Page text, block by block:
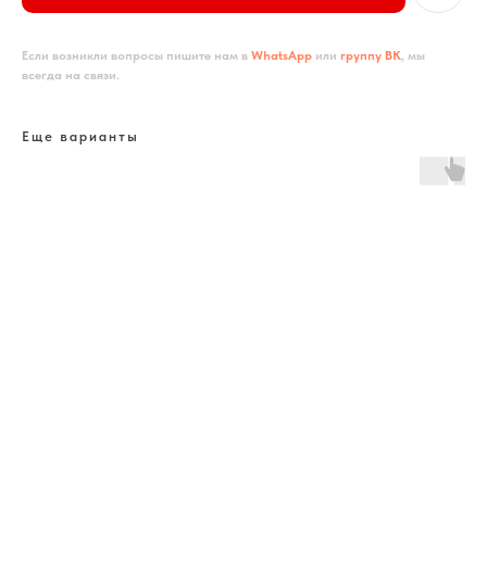
Если возникли вопросы пишите нам в WhatsApp или группу ВК, мы
всегда на связи.
Еще варианты